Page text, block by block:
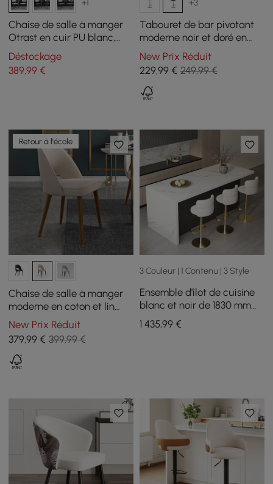
+1
Chaise de salle à manger
Otrast en cuir PU blanc,
fauteuil rembourré en
velours (lot de 2)
Déstockage
389,99 €
+3
Tabouret de bar pivotant
moderne noir et doré en
velours, réglable en
hauteur, 1 pièce
New Prix Réduit
229,99€ 249,99 €
Retour à l'école
Chaise de salle à manger
moderne en coton et lin
couleur sable avec pieds
en bois, 2 pièces
New Prix Réduit
379,99 € 399,99 €
3 Couleur | 1 Contenu | 3 Style
Ensemble d'îlot de cuisine
blanc et noir de 1830 mm
avec 2 tabourets de bar
pivotants à dossier incurvé,
1 435,99€